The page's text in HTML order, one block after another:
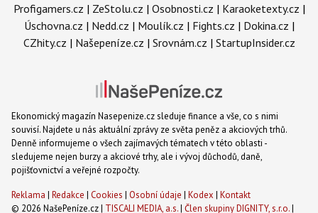
Profigamers.cz | ZeStolu.cz | Osobnosti.cz | Karaoketexty.cz |
Úschovna.cz | Nedd.cz | Moulík.cz | Fights.cz | Dokina.cz |
CZhity.cz | Našepeníze.cz | Srovnám.cz | StartupInsider.cz
Ekonomický magazín Nasepenize.cz sleduje finance a vše, co s nimi
souvisí. Najdete u nás aktuální zprávy ze světa peněz a akciových trhů.
Denně informujeme o všech zajímavých tématech v této oblasti -
sledujeme nejen burzy a akciové trhy, ale i vývoj důchodů, daně,
pojišťovnictví a veřejné rozpočty.
Reklama | Redakce | Cookies | Osobní údaje | Kodex | Kontakt
© 2026 NašePeníze.cz | TISCALI MEDIA, a.s.| Člen skupiny DIGNITY, s.r.o.|